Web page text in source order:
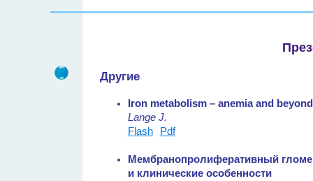
Другие
Iron metabolism – anemia and beyond
Lange J.
Flash
Pdf
Мембранопролиферативный
и клинические особенности